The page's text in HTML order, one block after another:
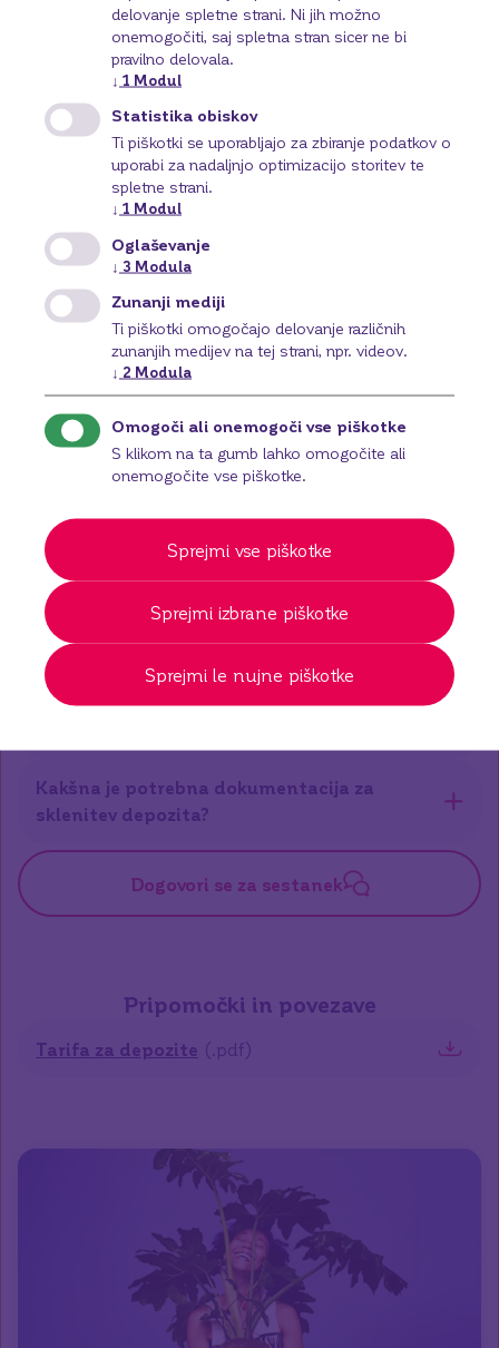
bančnega svetovalca ter se dogovorite za obisk na
podružnici ali v najbližji poslovni enoti BKS Bank.
Nakažite sredstva
Predložite potrebno dokumentacijo podjetja in nakažite
sredstva, ki jih želite vezati.
Podpišite pogodbo in sklenite
depozit
obračunavajo po dogovorjenih pogojih. Stanje vezave
lahko spremljate prek spletne banke BizzNet.
Dogovori se za sestanek
Kakšen je minimalni znesek za vezavo
depozita?
Ali je vezana vloga varna oblika naložbe?
Lahko depozit uporabim kot zavarovanje za
Kakšna je potrebna dokumentacija za
sklenitev depozita?
Dogovori se za sestanek
Pripomočki in povezave
Tarifa za depozite (.pdf)
delovanje spletne strani. Ni jih možno
onemogočiti, saj spletna stran sicer ne bi
pravilno delovala.
↓ 1 Modul
Statistika obiskov
Ti piškotki se uporabljajo za zbiranje podatkov o
uporabi za nadaljnjo optimizacijo storitev te
spletne strani.
↓ 1 Modul
Oglaševanje
↓ 3 Modula
Zunanji mediji
Ti piškotki omogočajo delovanje različnih
zunanjih medijev na tej strani, npr. videov.
↓ 2 Modula
Omogoči ali onemogoči vse piškotke
S klikom na ta gumb lahko omogočite ali
onemogočite vse piškotke.
Sprejmi le nujne piškotke
Sprejmi izbrane piškotke
Sprejmi vse piškotke